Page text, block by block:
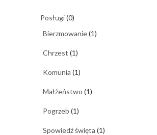
Posługi(0)
Bierzmowanie(1)
Chrzest (1)
Komunia (1)
Małżeństwo (1)
Pogrzeb (1)
Spowiedź święta (1)